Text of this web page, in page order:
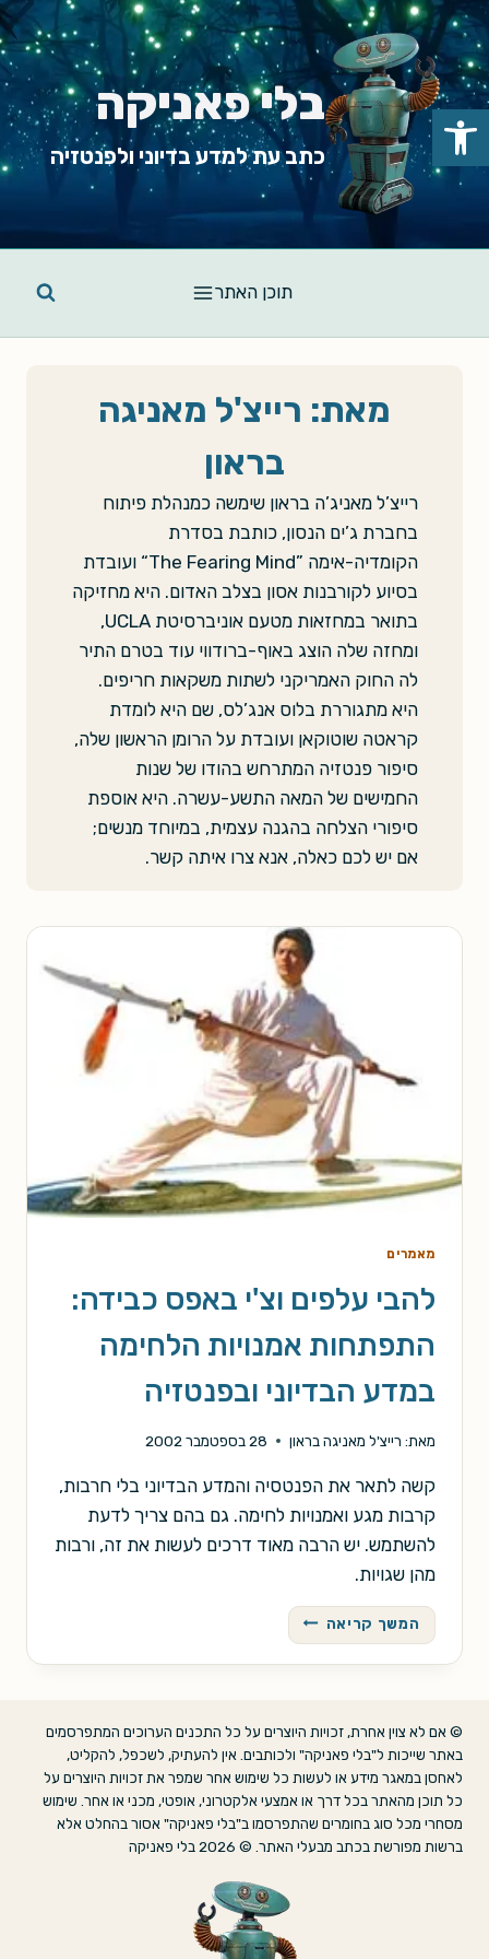
Skip
to
content
בלי פאניקה
כתב עת למדע בדיוני ולפנטזיה
תוכן האתר
מאת: רייצ'ל מאניגה
בראון
רייצ’ל מאניג’ה בראון שימשה כמנהלת פיתוח
בחברת ג’ים הנסון, כותבת בסדרת
הקומדיה-אימה ”The Fearing Mind“ ועובדת
בסיוע לקורבנות אסון בצלב האדום. היא מחזיקה
בתואר במחזאות מטעם אוניברסיטת UCLA,
ומחזה שלה הוצג באוף-ברודווי עוד בטרם התיר
לה החוק האמריקני לשתות משקאות חריפים.
היא מתגוררת בלוס אנג’לס, שם היא לומדת
קראטה שוטוקאן ועובדת על הרומן הראשון שלה,
סיפור פנטזיה המתרחש בהודו של שנות
החמישים של המאה התשע-עשרה. היא אוספת
סיפורי הצלחה בהגנה עצמית, במיוחד מנשים;
אם יש לכם כאלה, אנא צרו איתה קשר.
מאמרים
להבי עלפים וצ'י באפס כבידה:
התפתחות אמנויות הלחימה
במדע הבדיוני ובפנטזיה
מאת: רייצ'ל מאניגה בראון 28 בספטמבר 2002
קשה לתאר את הפנטסיה והמדע הבדיוני בלי חרבות,
קרבות מגע ואמנויות לחימה. גם בהם צריך לדעת
להשתמש. יש הרבה מאוד דרכים לעשות את זה, ורבות
מהן שגויות.
המשך קריאה להבי
עלפים
וצ'י
התפתחות
אמנויות
הלחימה
במדע
הבדיוני
ובפנטזיה
© אם לא צוין אחרת, זכויות היוצרים על כל התכנים הערוכים המתפרסמים
באתר שייכות ל"בלי פאניקה" ולכותבים. אין להעתיק, לשכפל, להקליט,
לאחסן במאגר מידע או לעשות כל שימוש אחר שמפר את זכויות היוצרים על
כל תוכן מהאתר בכל דרך או אמצעי אלקטרוני, אופטי, מכני או אחר. שימוש
מסחרי מכל סוג בחומרים שהתפרסמו ב"בלי פאניקה" אסור בהחלט אלא
ברשות מפורשת בכתב מבעלי האתר. © 2026 בלי פאניקה
פתח סרגל נגישות